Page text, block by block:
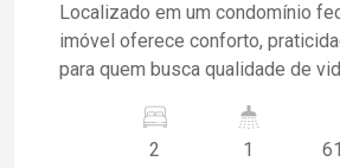
Localizado em um condomínio
imóvel oferece conforto,
para quem busca qualidade de
aconchegante integrada à
ambiente amplo, funcional e
2 1